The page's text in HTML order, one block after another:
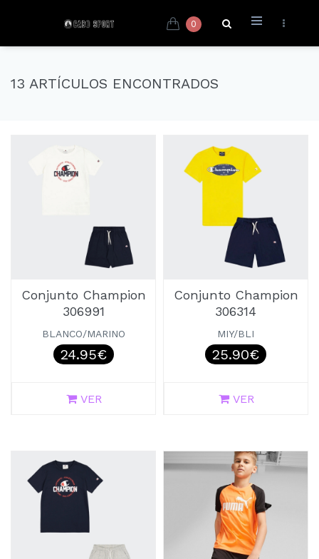
0
13 ARTÍCULOS ENCONTRADOS
Conjunto Champion
306991
BLANCO/MARINO
24.95€
VER
Conjunto Champion
306314
MIY/BLI
25.90€
VER